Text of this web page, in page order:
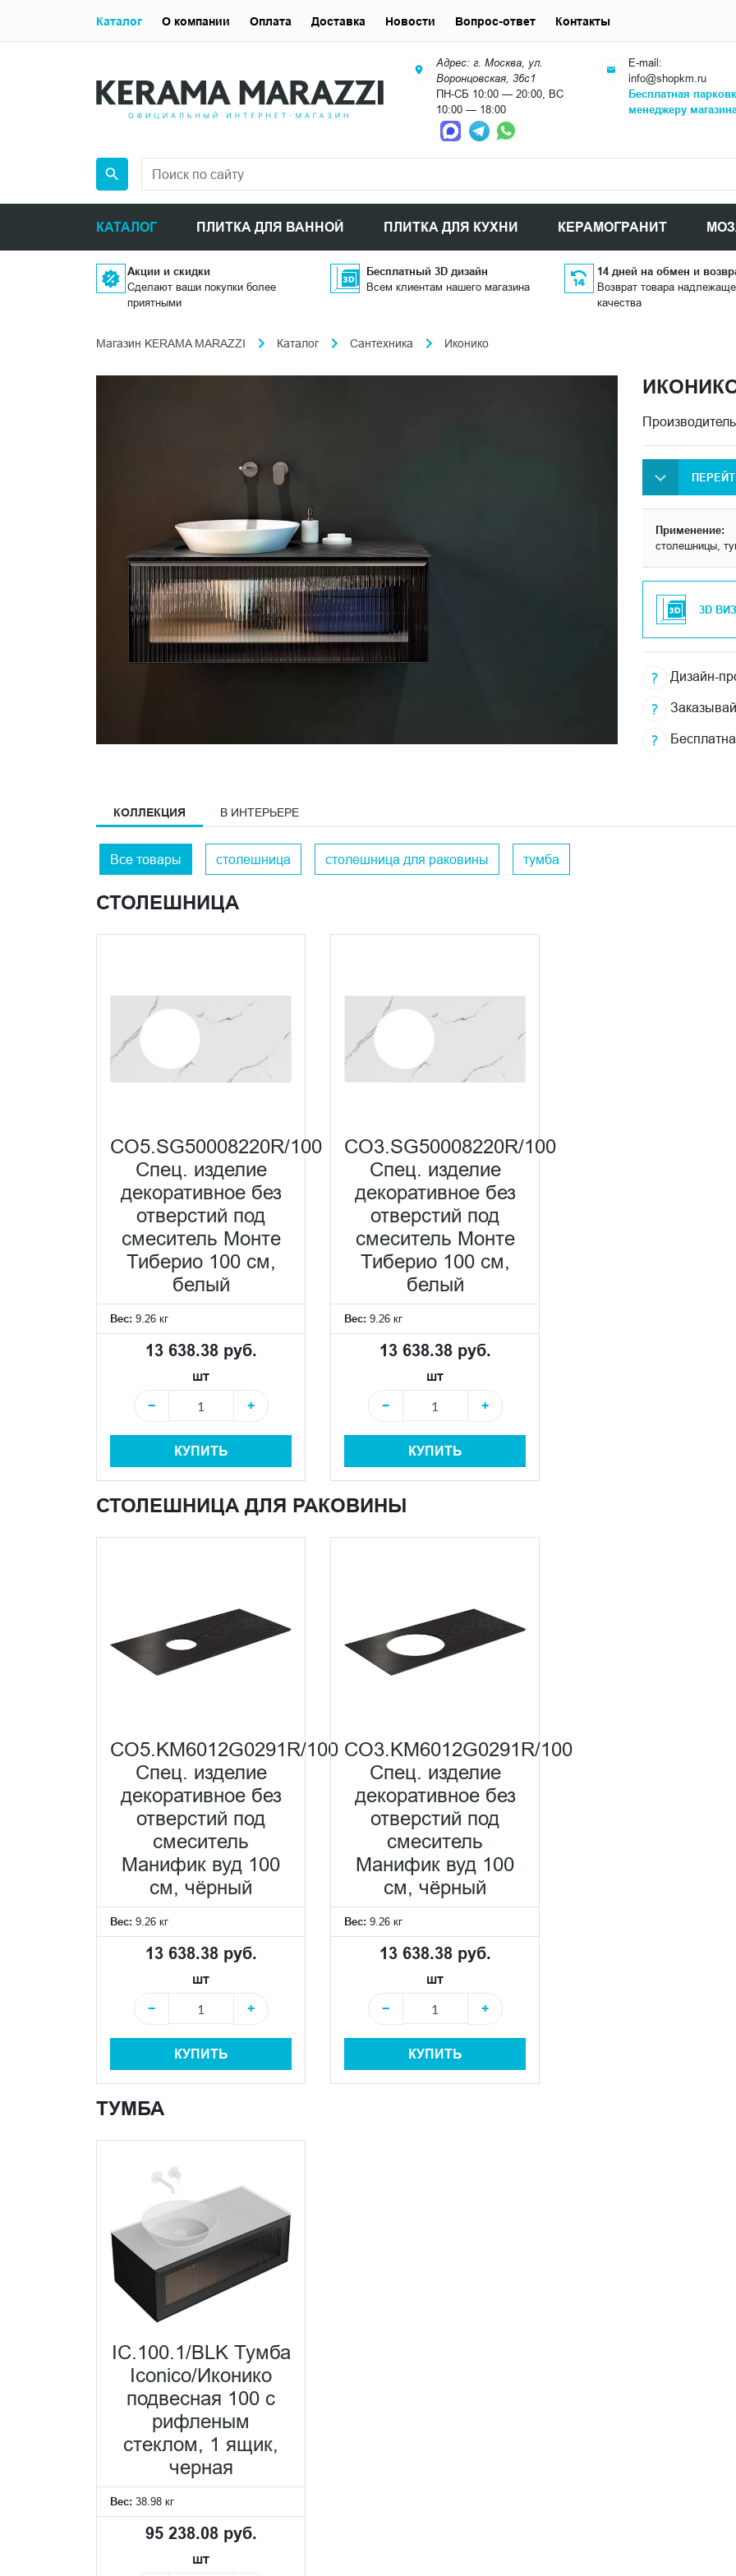
Адрес: г. Москва, ул.
Воронцовская, 36с1
ПН-СБ 10:00 — 20:00, ВС
10:00 — 18:00
E-mail:
info@shopkm.ru
Бесплатная
менеджеру
КАТАЛОГ ПЛИТКА ДЛЯ ВАННОЙ ПЛИТКА ДЛЯ КУХНИ КЕРАМОГРАНИТ
Каталог О компании Оплата Доставка Новости Вопрос-ответ Контакты
Акции и скидки
Сделают ваши покупки более
приятными
Бесплатный 3D дизайн
Всем клиентам нашего магазина
14 дней на обмен и
Возврат товара
качества
Магазин KERAMA MARAZZI Каталог Сантехника Иконико
Применение:
столешницы,
3D
Дизайн-
КОЛЛЕКЦИЯ В ИНТЕРЬЕРЕ
Все товары столешница столешница для раковины тумба
СТОЛЕШНИЦА
CO5.SG50008220R/100
Спец. изделие
декоративное без
отверстий под
смеситель Монте
Тиберио 100 см,
белый
Вес: 9.26 кг
13 638.38 руб.
шт
−
+
КУПИТЬ
CO3.SG50008220R/100
Спец. изделие
декоративное без
отверстий под
смеситель Монте
Тиберио 100 см,
белый
Вес: 9.26 кг
13 638.38 руб.
шт
−
+
КУПИТЬ
СТОЛЕШНИЦА ДЛЯ РАКОВИНЫ
CO5.KM6012G0291R/100
Спец. изделие
декоративное без
отверстий под
смеситель
Манифик вуд 100
см, чёрный
Вес: 9.26 кг
13 638.38 руб.
шт
−
+
КУПИТЬ
CO3.KM6012G0291R/100
Спец. изделие
декоративное без
отверстий под
смеситель
Манифик вуд 100
см, чёрный
Вес: 9.26 кг
13 638.38 руб.
шт
−
+
КУПИТЬ
ТУМБА
IC.100.1/BLK Тумба
Iconico/Иконико
подвесная 100 с
рифленым
стеклом, 1 ящик,
черная
Вес: 38.98 кг
95 238.08 руб.
шт